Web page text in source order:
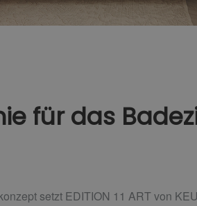
für das
setzt EDITION 11 ART von